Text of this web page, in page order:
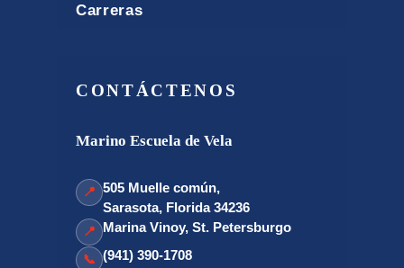
Carreras
CONTÁCTENOS
Marino Escuela de Vela
📍 505 Muelle común,
Sarasota, Florida 34236
📍 Marina Vinoy, St. Petersburgo
📞 (941) 390-1708